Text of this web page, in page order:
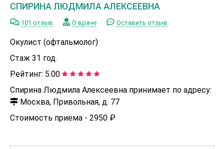
СПИРИНА ЛЮДМИЛА АЛЕКСЕЕВНА
101 отзыв О враче Оставить отзыв
Окулист (офтальмолог)
Стаж 31 год.
Рейтинг: 5.00
Спирина Людмила Алексеевна принимает по адресу:
Москва, Привольная, д. 77
Стоимость приема - 2950 ₽